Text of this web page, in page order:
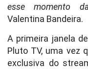
esse momento
Valentina Bandeira.
A primeira janela
Pluto TV, uma vez
exclusiva do